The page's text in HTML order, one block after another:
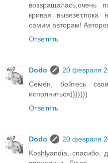
возвращалась,очень
кривая
самим авторам!
Ответить
Dodo
20 февраля
Семён, бойтесь
исполниться)))))))
Ответить
Dodo
20 февраля
Koshlyandia, спасибо,